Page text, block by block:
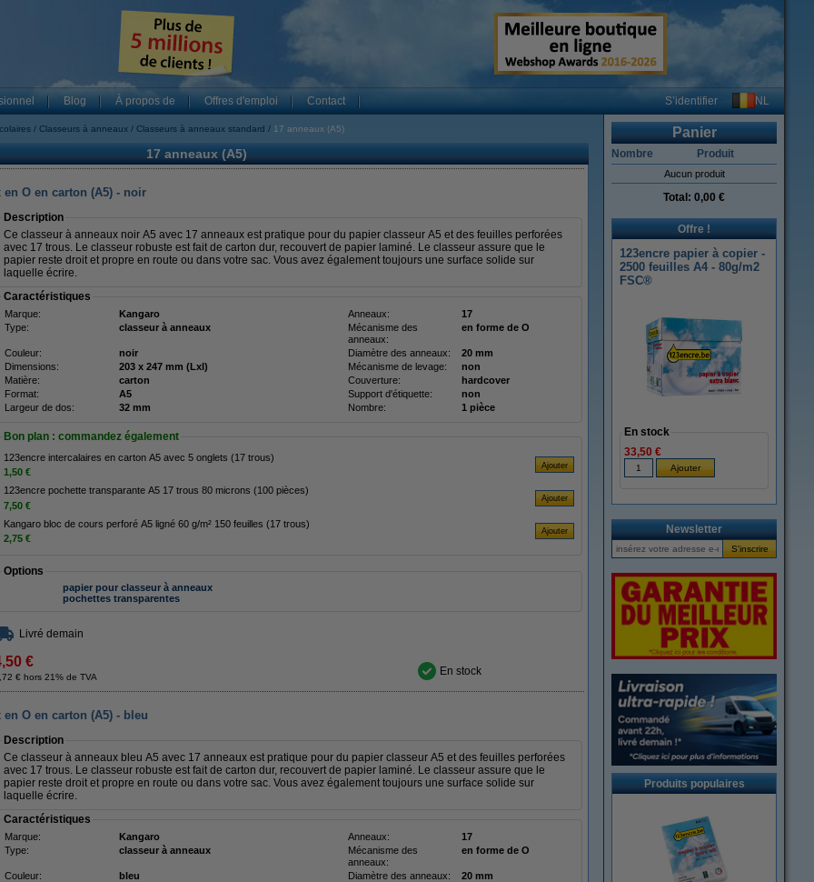
Blog À propos de Offres d'emploi Contact S’identifier NL
Classeurs à anneaux Classeurs à anneaux standard 17 anneaux (A5)
17 anneaux (A5)
en O en carton (A5) - noir
Description
Ce classeur à anneaux noir A5 avec 17 anneaux est pratique pour du papier classeur A5 et des feuilles perforées
avec 17 trous. Le classeur robuste est fait de carton dur, recouvert de papier laminé. Le classeur assure que le
papier reste droit et propre en route ou dans votre sac. Vous avez également toujours une surface solide sur
laquelle écrire.
Caractéristiques
Marque: Kangaro Anneaux:
17
Type:
classeur à anneaux
Mécanisme des
anneaux:
en forme de O
Couleur: noir Diamètre des anneaux:
20 mm
Dimensions:
203 x 247 mm (Lxl) Mécanisme de levage:
non
Matière:
carton Couverture:
hardcover
Format:
A5 Support d'étiquette:
non
Largeur de dos:
32 mm Nombre: 1 pièce
Bon plan : commandez également
123encre intercalaires en carton A5 avec 5 onglets (17 trous)
1,50 €
123encre pochette transparante A5 17 trous 80 microns (100 pièces)
7,50 €
Kangaro bloc de cours perforé A5 ligné 60 g/m² 150 feuilles (17 trous)
2,75 €
Options
papier pour classeur à anneaux
pochettes transparentes
Livré demain
€
€ hors 21% de TVA En stock
O en carton (A5) - bleu
Description
Ce classeur à anneaux bleu A5 avec 17 anneaux est pratique pour du papier classeur A5 et des feuilles perforées
avec 17 trous. Le classeur robuste est fait de carton dur, recouvert de papier laminé. Le classeur assure que le
papier reste droit et propre en route ou dans votre sac. Vous avez également toujours une surface solide sur
laquelle écrire.
Caractéristiques
Marque: Kangaro Anneaux:
17
Type:
classeur à anneaux
Mécanisme des
anneaux:
en forme de O
Couleur: bleu Diamètre des anneaux:
20 mm
Panier
Nombre Produit
Aucun produit
Total: 0,00 €
Offre !
123encre papier à copier -
2500 feuilles A4 - 80g/m2
FSC®
En stock
33,50 €
Newsletter
Produits populaires